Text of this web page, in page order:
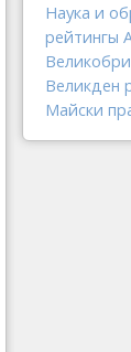
Наука и
рейтингы
Великден
Майски